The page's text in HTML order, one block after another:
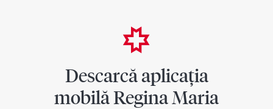
Descarcă aplicația
mobilă Regina Maria